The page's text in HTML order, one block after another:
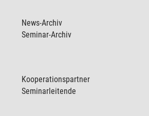
News-Archiv
Seminar-Archiv
Kooperationspartner
Seminarleitende